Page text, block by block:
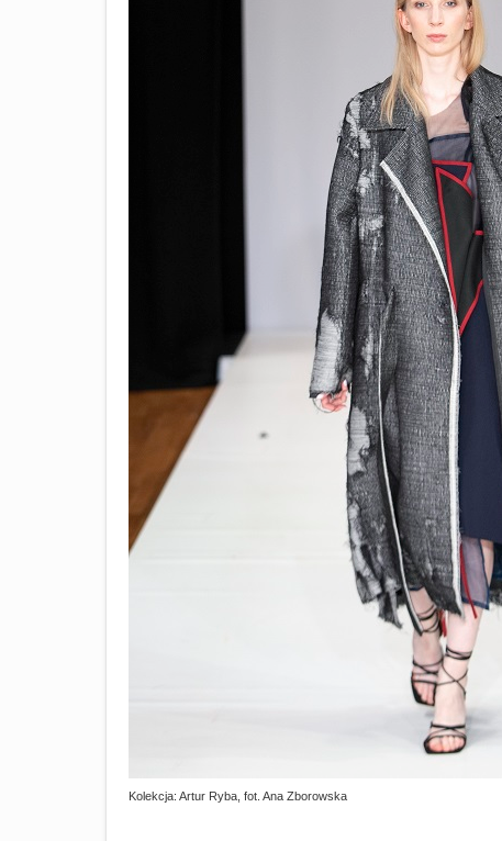
Kolekcja: Artur Ryba, fot. Ana Zborowska